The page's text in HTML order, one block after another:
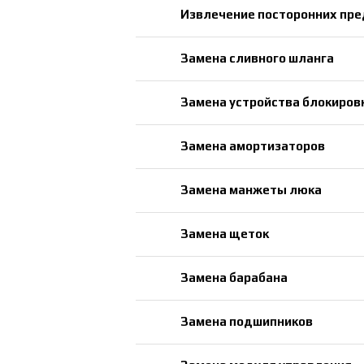
Извлечение посторонних
Замена сливного шланга
Замена устройства
Замена амортизаторов
Замена манжеты люка
Замена щеток
Замена барабана
Замена подшипников